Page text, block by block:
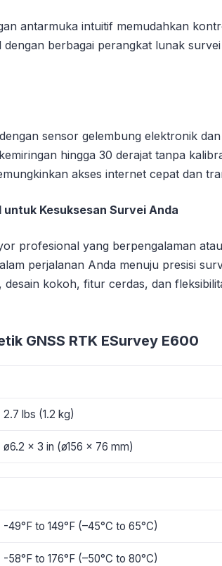
antarmuka intuitif memudahkan
berbagai perangkat lunak
sensor gelembung elektronik
hingga 30 derajat tanpa
akses internet cepat dan
Kesuksesan Survei Anda
profesional yang berpengalaman
perjalanan Anda menuju presisi
kokoh, fitur cerdas, dan
GNSS RTK ESurvey E600
2.7 lbs (1.2 kg)
ø6.2 x 3 in (ø156 x 76 mm)
-49°F to 149°F (–45°C to 65°C)
-58°F to 176°F (–50°C to 80°C)